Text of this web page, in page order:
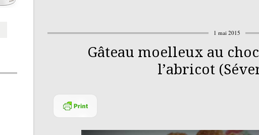
1 mai 2015
Gâteau moelleux au
l’abricot